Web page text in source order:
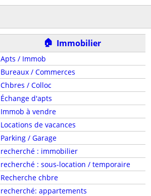
🏠 Immobilier
Apts / Immob
Bureaux / Commerces
Chbres / Colloc
Échange d'apts
Immob à vendre
Locations de vacances
Parking / Garage
recherché : immobilier
recherché : sous-location / temporaire
Recherche chbre
recherché: appartements